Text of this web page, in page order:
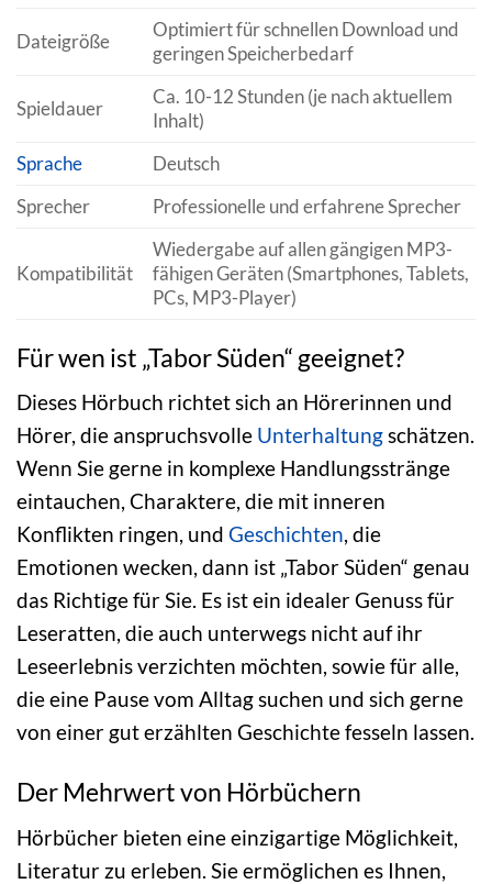
Dateigröße
Optimiert für schnellen Download und
geringen Speicherbedarf
Spieldauer
Ca. 10-12 Stunden (je nach aktuellem
Inhalt)
Sprache
Deutsch
Sprecher
Professionelle und erfahrene Sprecher
Kompatibilität
Wiedergabe auf allen gängigen MP3-
fähigen Geräten (Smartphones, Tablets,
PCs, MP3-Player)
Für wen ist „Tabor Süden“ geeignet?
Dieses Hörbuch richtet sich an Hörerinnen und
Hörer, die anspruchsvolle Unterhaltungschätzen.
Wenn Sie gerne in komplexe Handlungsstränge
eintauchen, Charaktere, die mit inneren
Konflikten ringen, und Geschichten, die
Emotionen wecken, dann ist „Tabor Süden“ genau
das Richtige für Sie. Es ist ein idealer Genuss für
Leseratten, die auch unterwegs nicht auf ihr
Leseerlebnis verzichten möchten, sowie für alle,
die eine Pause vom Alltag suchen und sich gerne
von einer gut erzählten Geschichte fesseln lassen.
Der Mehrwert von Hörbüchern
Hörbücher bieten eine einzigartige Möglichkeit,
Literatur zu erleben. Sie ermöglichen es Ihnen,